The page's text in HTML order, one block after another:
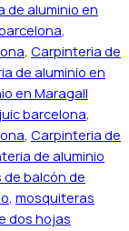
de aluminio en
,
, Carpinteria de
de aluminio en
en Maragall
barcelona,
, Carpinteria de
de aluminio
balcón de
, mosquiteras
dos hojas